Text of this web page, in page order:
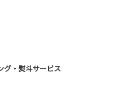
グ・熨斗サービス